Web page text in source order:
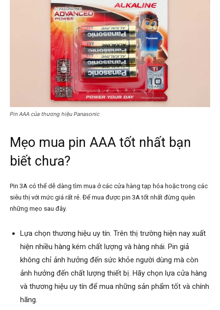
Pin AAA của thương hiệu Panasonic
Mẹo mua pin AAA tốt nhất bạn
biết chưa?
Pin 3A có thể dễ dàng tìm mua ở các cửa hàng tạp hóa hoặc trong các
siêu thị với mức giá rất rẻ. Để mua được pin 3A tốt nhất đừng quên
những mẹo sau đây.
Lựa chọn thương hiệu uy tín. Trên thị trường hiện nay xuất
hiện nhiều hàng kém chất lượng và hàng nhái. Pin giả
không chỉ ảnh hưởng đến sức khỏe người dùng mà còn
ảnh hưởng đến chất lượng thiết bị. Hãy chọn lựa cửa hàng
và thương hiệu uy tín để mua những sản phẩm tốt và chính
hãng.